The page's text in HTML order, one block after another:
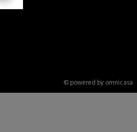
© powered by omnicasa